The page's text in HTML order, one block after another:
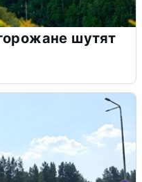
шутят